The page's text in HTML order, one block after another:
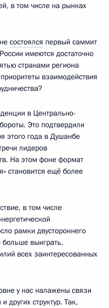
в том числе на рынках
состоялся первый саммит
имеются достаточно
странами региона
взаимодействия
в Центрально-
Это подтвердили
этого года в Душанбе
лидеров
На этом фоне формат
становится ещё более
в том числе
рамки двустороннего
больше выиграть,
всех заинтересованных
у нас налажены связи
других структур. Так,